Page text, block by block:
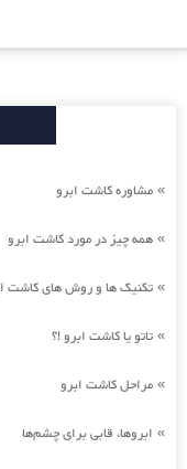
» مشاوره کاشت ابرو
» همه چیز در مورد کاشت ابرو
» تکنیک ها و روش های کاشت
» تاتو یا کاشت ابرو !؟
» مراحل کاشت ابرو
» ابروها، قابی برای چشم‌ها